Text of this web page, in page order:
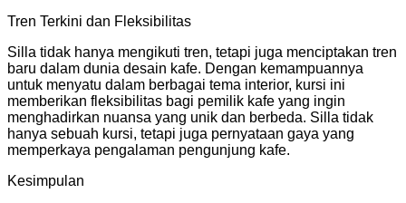
Tren Terkini dan Fleksibilitas
Silla tidak hanya mengikuti tren, tetapi juga menciptakan tren
baru dalam dunia desain kafe. Dengan kemampuannya
untuk menyatu dalam berbagai tema interior, kursi ini
memberikan fleksibilitas bagi pemilik kafe yang ingin
menghadirkan nuansa yang unik dan berbeda. Silla tidak
hanya sebuah kursi, tetapi juga pernyataan gaya yang
memperkaya pengalaman pengunjung kafe.
Kesimpulan